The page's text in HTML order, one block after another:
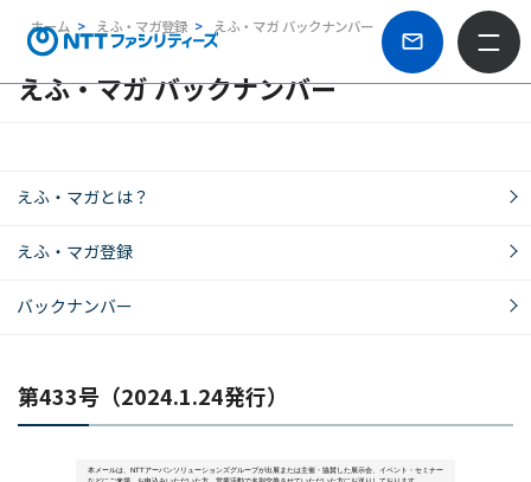
ホーム えふ・マガ登録 えふ・マガ バックナンバー
えふ・マガ バックナンバー
えふ・マガとは？
えふ・マガ登録
バックナンバー
第433号（2024.1.24発行）